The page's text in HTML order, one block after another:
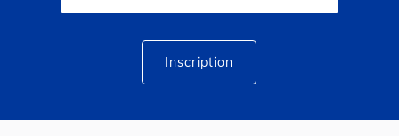
lettre
Inscription